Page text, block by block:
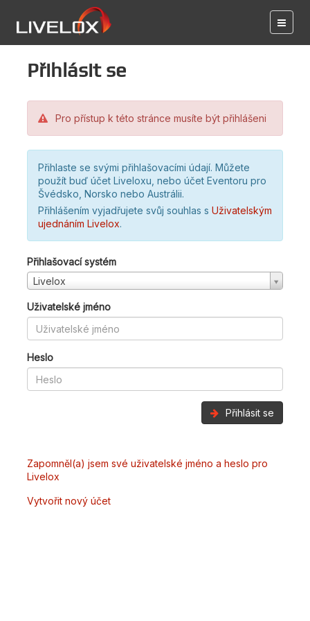
Přihlásit se
Pro přístup k této stránce musíte být přihlášeni
Přihlaste se svými přihlašovacími údají. Můžete
použít buď účet Liveloxu, nebo účet Eventoru pro
Švédsko, Norsko nebo Austrálii.
Přihlášením vyjadřujete svůj souhlas s Uživatelským
ujednáním Livelox.
Přihlašovací systém
Livelox
Uživatelské jméno
Heslo
Přihlásit se
Zapomněl(a) jsem své uživatelské jméno a heslo pro
Livelox
Vytvořit nový účet